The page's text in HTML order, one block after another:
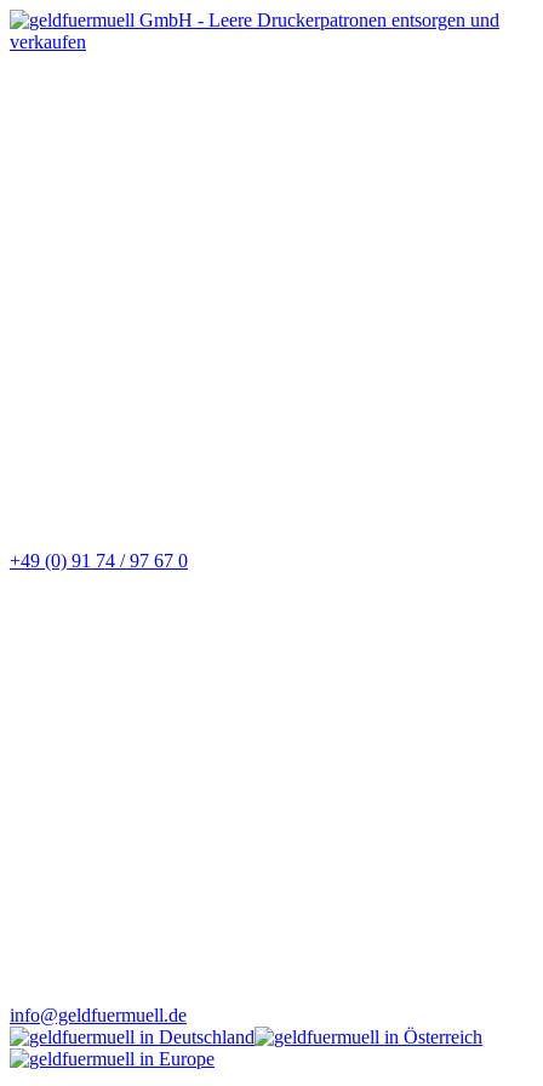
+49 (0) 91 74 / 97 67 0
info@geldfuermuell.de